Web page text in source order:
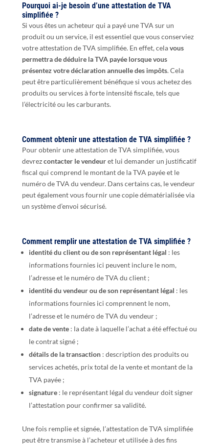
Pourquoi ai-je besoin d’une attestation de TVA
simplifiée ?
Si vous êtes un acheteur qui a payé une TVA sur un
produit ou un service, il est essentiel que vous conserviez
votre attestation de TVA simplifiée. En effet, celavous
permettra de déduire la TVA payée lorsque vous
présentez votre déclaration annuelle des impôts. Cela
peut être particulièrement bénéfique si vous achetez des
produits ou services à forte intensité fiscale, tels que
l’électricité ou les carburants.
Comment obtenir une attestation de TVA simplifiée ?
Pour obtenir une attestation de TVA simplifiée, vous
devrezcontacter le vendeuret lui demander un justificatif
fiscal qui comprend le montant de la TVA payée et le
numéro de TVA du vendeur. Dans certains cas, le vendeur
peut également vous fournir une copie dématérialisée via
un système d’envoi sécurisé.
Comment remplir une attestation de TVA simplifiée ?
identité du client ou de son représentant légal : les
informations fournies ici peuvent inclure le nom,
l’adresse et le numéro de TVA du client ;
identité du vendeur ou de son représentant légal : les
informations fournies ici comprennent le nom,
l’adresse et le numéro de TVA du vendeur ;
date de vente: la date à laquelle l’achat a été effectué ou
le contrat signé ;
détails de la transaction: description des produits ou
services achetés, prix total de la vente et montant de la
TVA payée ;
signature: le représentant légal du vendeur doit signer
l’attestation pour confirmer sa validité.
Une fois remplie et signée, l’attestation de TVA simplifiée
peut être transmise à l’acheteur et utilisée à des fins